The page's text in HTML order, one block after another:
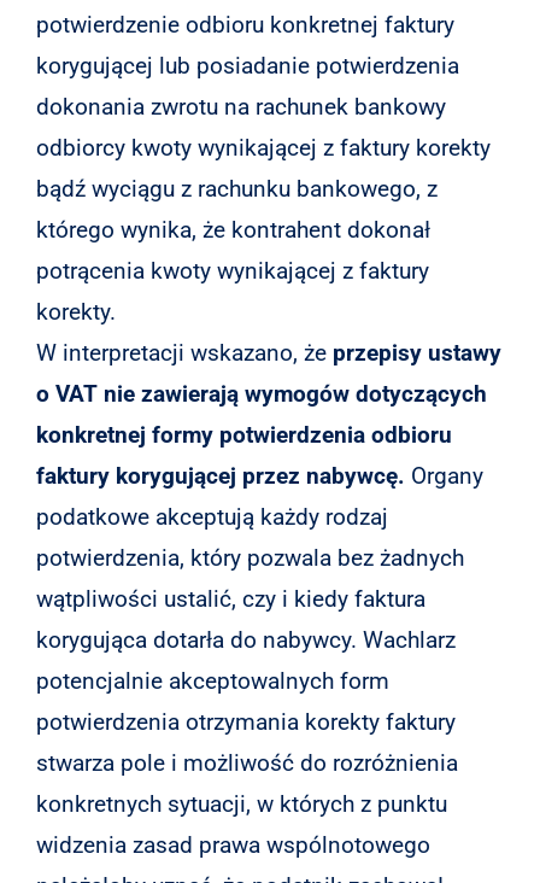
potwierdzenie odbioru konkretnej faktury
korygującej lub posiadanie potwierdzenia
dokonania zwrotu na rachunek bankowy
odbiorcy kwoty wynikającej z faktury korekty
bądź wyciągu z rachunku bankowego, z
którego wynika, że kontrahent dokonał
potrącenia kwoty wynikającej z faktury
korekty.
W interpretacji wskazano, że przepisy ustawy
o VAT nie zawierają wymogów dotyczących
konkretnej formy potwierdzenia odbioru
faktury korygującej przez nabywcę. Organy
podatkowe akceptują każdy rodzaj
potwierdzenia, który pozwala bez żadnych
wątpliwości ustalić, czy i kiedy faktura
korygująca dotarła do nabywcy. Wachlarz
potencjalnie akceptowalnych form
potwierdzenia otrzymania korekty faktury
stwarza pole i możliwość do rozróżnienia
konkretnych sytuacji, w których z punktu
widzenia zasad prawa wspólnotowego